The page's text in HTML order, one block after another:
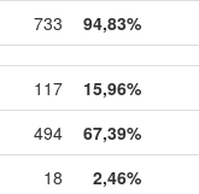
733 94,83%
117 15,96%
494 67,39%
18 2,46%